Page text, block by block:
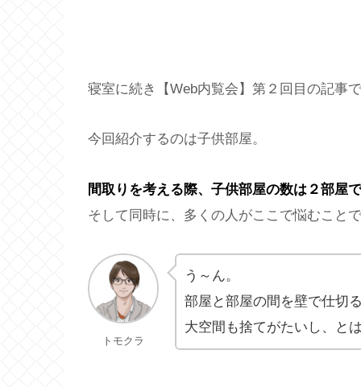
寝室に続き【Web内覧会】第２回目の記事
今回紹介するのは子供部屋。
間取りを考える際、子供部屋の数は２部屋
そして同時に、多くの人がここで悩むこと
トモクラ
う～ん。
部屋と部屋の間を壁で仕切
大空間も捨てがたいし、と